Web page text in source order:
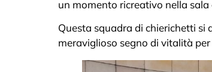
un momento ricreativo nella
Questa squadra di chierichetti
meraviglioso segno di vitalità